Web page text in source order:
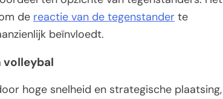
de reactie van de tegenstander te
beïnvloedt.
volleybal
hoge snelheid en strategische plaatsing,